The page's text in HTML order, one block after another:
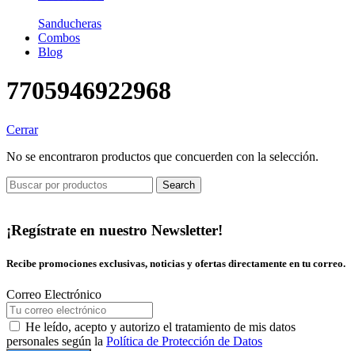
Sanducheras
Combos
Blog
7705946922968
Cerrar
No se encontraron productos que concuerden con la selección.
Search
¡Regístrate en nuestro Newsletter!
Recibe promociones exclusivas, noticias y ofertas directamente en tu correo.
Correo Electrónico
He leído, acepto y autorizo el tratamiento de mis datos
personales según la Política de Protección de Datos